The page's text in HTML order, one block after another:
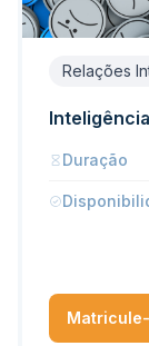
Relações
Duração